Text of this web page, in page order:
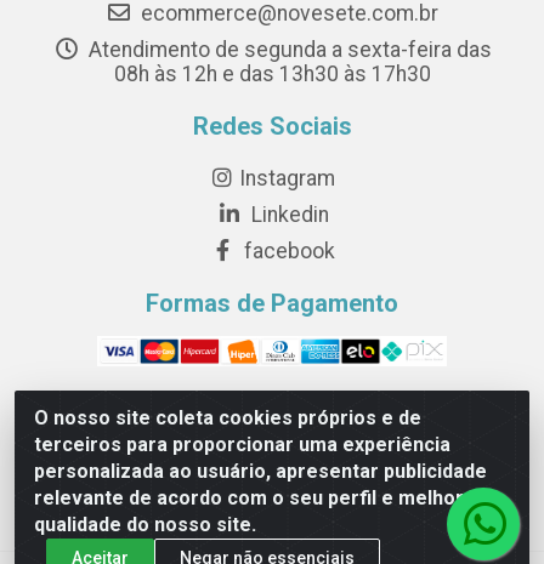
O nosso site coleta cookies próprios e de
terceiros para proporcionar uma experiência
personalizada ao usuário, apresentar publicidade
relevante de acordo com o seu perfil e melhorar a
qualidade do nosso site.
Aceitar Negar não essenciais
ecommerce@novesete.com.br
Atendimento de segunda a sexta-feira das
08h às 12h e das 13h30 às 17h30
Redes Sociais
Instagram
Linkedin
facebook
Formas de Pagamento
Novesete Distribuidora LTDA - Avenida Setecentos, S/N,
Terminal Intermodal da Serra, Serra/ES - CEP 29161-
414 - CNPJ 29.479.604/0001-44